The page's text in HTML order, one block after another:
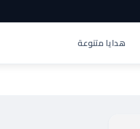
هدايا متنوعة